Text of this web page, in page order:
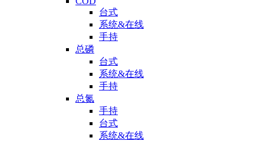
台式
系统&在线
手持
总磷
台式
系统&在线
手持
总氮
手持
台式
系统&在线